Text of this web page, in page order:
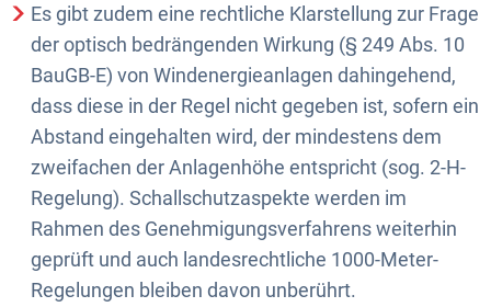
Es gibt zudem eine rechtliche Klarstellung zur Frage
der optisch bedrängenden Wirkung (§ 249 Abs. 10
BauGB-E) von Windenergieanlagen dahingehend,
dass diese in der Regel nicht gegeben ist, sofern ein
Abstand eingehalten wird, der mindestens dem
zweifachen der Anlagenhöhe entspricht (sog. 2-H-
Regelung). Schallschutzaspekte werden im
Rahmen des Genehmigungsverfahrens weiterhin
geprüft und auch landesrechtliche 1000-Meter-
Regelungen bleiben davon unberührt.